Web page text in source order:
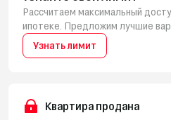
Рассчитаем максимальный
ипотеке. Предложим лучшие
Узнать лимит
Квартира продана